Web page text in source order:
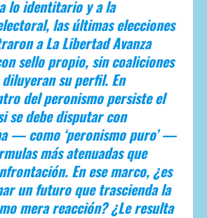
lo identitario y a la
las últimas elecciones
a La Libertad Avanza
sello propio, sin coaliciones
su perfil. En
del peronismo persiste el
se debe disputar con
— como ‘peronismo puro’ —
más atenuadas que
En ese marco, ¿es
un futuro que trascienda la
mera reacción? ¿Le resulta